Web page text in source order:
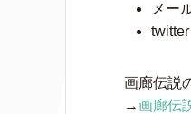
メー
twitter
画廊伝説
→画廊伝